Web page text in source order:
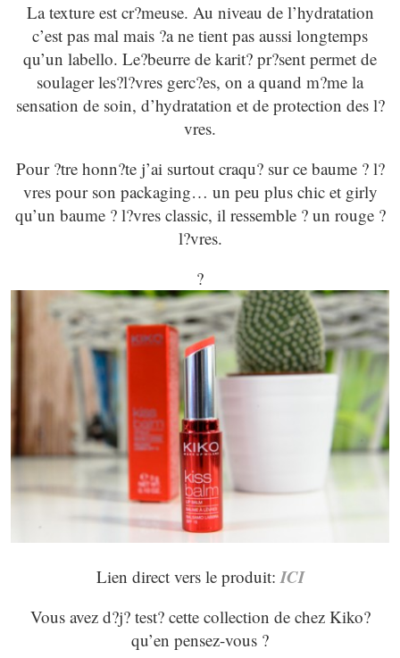
La texture est cr?meuse. Au niveau de l’hydratation
c’est pas mal mais ?a ne tient pas aussi longtemps
qu’un labello. Le?beurre de karit? pr?sent permet de
soulager les?l?vres gerc?es, on a quand m?me la
sensation de soin, d’hydratation et de protection des l?
vres.
Pour ?tre honn?te j’ai surtout craqu? sur ce baume ? l?
vres pour son packaging… un peu plus chic et girly
qu’un baume ? l?vres classic, il ressemble ? un rouge ?
l?vres.
?
Lien direct vers le produit: ICI
Vous avez d?j? test? cette collection de chez Kiko?
qu’en pensez-vous ?